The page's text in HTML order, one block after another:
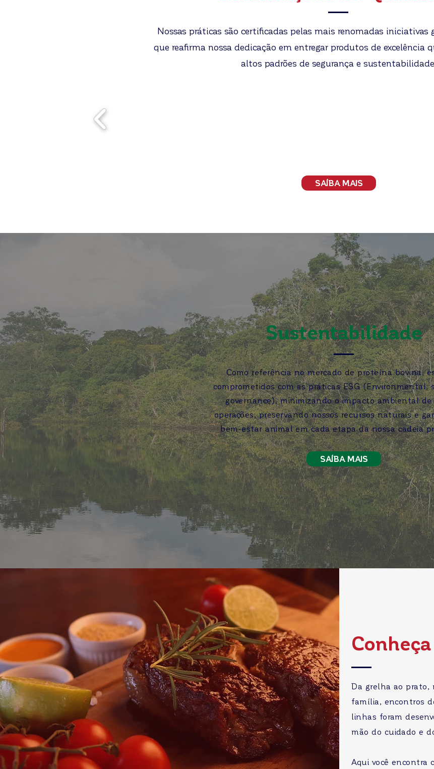
Nossas práticas são certificadas pelas mais renomadas iniciativas
que reafirma nossa dedicação em entregar produtos de excelência
altos padrões de segurança e sustentabilidade.
SAÍBA MAIS
Sustentabilidade
Como referência no mercado de proteína bovina,
comprometidos com as práticas ESG (Environmental,
governance), minimizando o impacto ambiental de
operações, preservando nossos recursos naturais e
bem-estar animal em cada etapa da nossa cadeia
SAÍBA MAIS
Da grelha ao prato,
família, encontros
linhas foram
mão do cuidado e
Aqui você encontra